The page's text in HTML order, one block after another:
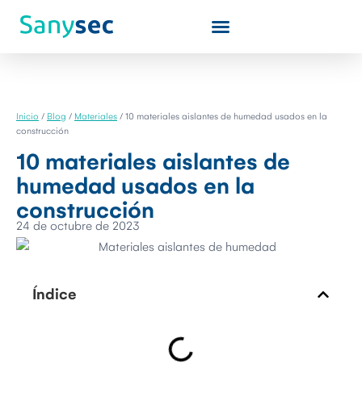
Inicio / Blog / Materiales / 10 materiales aislantes de humedad usados en la
construcción
10 materiales aislantes de
humedad usados en la
construcción
24 de octubre de 2023
Índice